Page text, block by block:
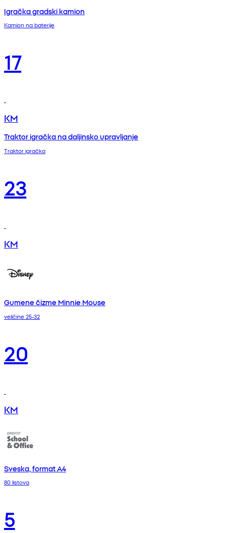
Igračka gradski kamion
Kamion na baterije
17
KM
Traktor igračka na daljinsko upravljanje
Traktor igračka
23
KM
Gumene čizme Minnie Mouse
veličine 25-32
20
KM
Sveska, format A4
80 listova
5